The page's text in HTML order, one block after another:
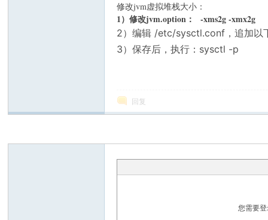
修改jvm虚拟堆栈大小：
1）修改jvm.option： -xms2g -xmx2g
2）编辑 /etc/sysctl.conf，追加以
3）保存后，执行：sysctl -p
回复
您需要